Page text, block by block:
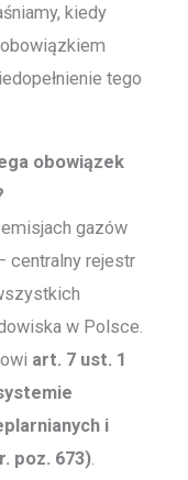
kiedy
tego
obowiązek
gazów
centralny rejestr
w Polsce.
art. 7 ust. 1
i
poz. 673).